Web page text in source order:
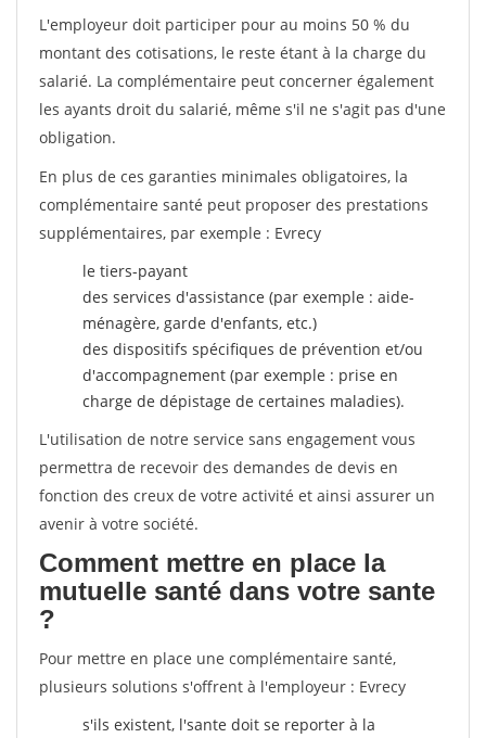
L'employeur doit participer pour au moins 50 % du
montant des cotisations, le reste étant à la charge du
salarié. La complémentaire peut concerner également
les ayants droit du salarié, même s'il ne s'agit pas d'une
obligation.
En plus de ces garanties minimales obligatoires, la
complémentaire santé peut proposer des prestations
supplémentaires, par exemple : Evrecy
le tiers-payant
des services d'assistance (par exemple : aide-
ménagère, garde d'enfants, etc.)
des dispositifs spécifiques de prévention et/ou
d'accompagnement (par exemple : prise en
charge de dépistage de certaines maladies).
L'utilisation de notre service sans engagement vous
permettra de recevoir des demandes de devis en
fonction des creux de votre activité et ainsi assurer un
avenir à votre société.
Comment mettre en place la
mutuelle santé dans votre sante
?
Pour mettre en place une complémentaire santé,
plusieurs solutions s'offrent à l'employeur : Evrecy
s'ils existent, l'sante doit se reporter à la